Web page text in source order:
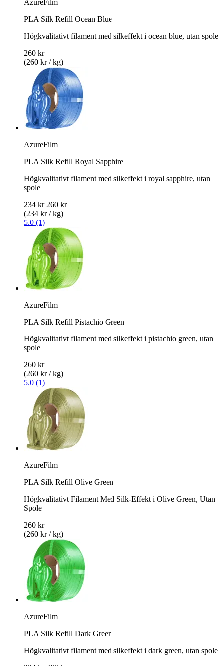
AzureFilm
PLA Silk Refill Ocean Blue
Högkvalitativt filament med silkeffekt i ocean blue, utan spole
260 kr
(260 kr / kg)
AzureFilm
PLA Silk Refill Royal Sapphire
Högkvalitativt filament med silkeffekt i royal sapphire, utan
spole
234 kr 260 kr
(234 kr / kg)
5.0 (1)
AzureFilm
PLA Silk Refill Pistachio Green
Högkvalitativt filament med silkeffekt i pistachio green, utan
spole
260 kr
(260 kr / kg)
5.0 (1)
AzureFilm
PLA Silk Refill Olive Green
Högkvalitativt Filament Med Silk-Effekt i Olive Green, Utan
Spole
260 kr
(260 kr / kg)
AzureFilm
PLA Silk Refill Dark Green
Högkvalitativt filament med silkeffekt i dark green, utan spole